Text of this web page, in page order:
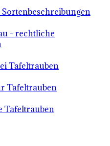
- rechtliche
Tafeltrauben
Tafeltrauben
Tafeltrauben